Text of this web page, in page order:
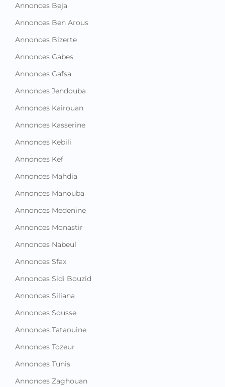
Annonces Beja
Annonces Ben Arous
Annonces Bizerte
Annonces Gabes
Annonces Gafsa
Annonces Jendouba
Annonces Kairouan
Annonces Kasserine
Annonces Kebili
Annonces Kef
Annonces Mahdia
Annonces Manouba
Annonces Medenine
Annonces Monastir
Annonces Nabeul
Annonces Sfax
Annonces Sidi Bouzid
Annonces Siliana
Annonces Sousse
Annonces Tataouine
Annonces Tozeur
Annonces Tunis
Annonces Zaghouan